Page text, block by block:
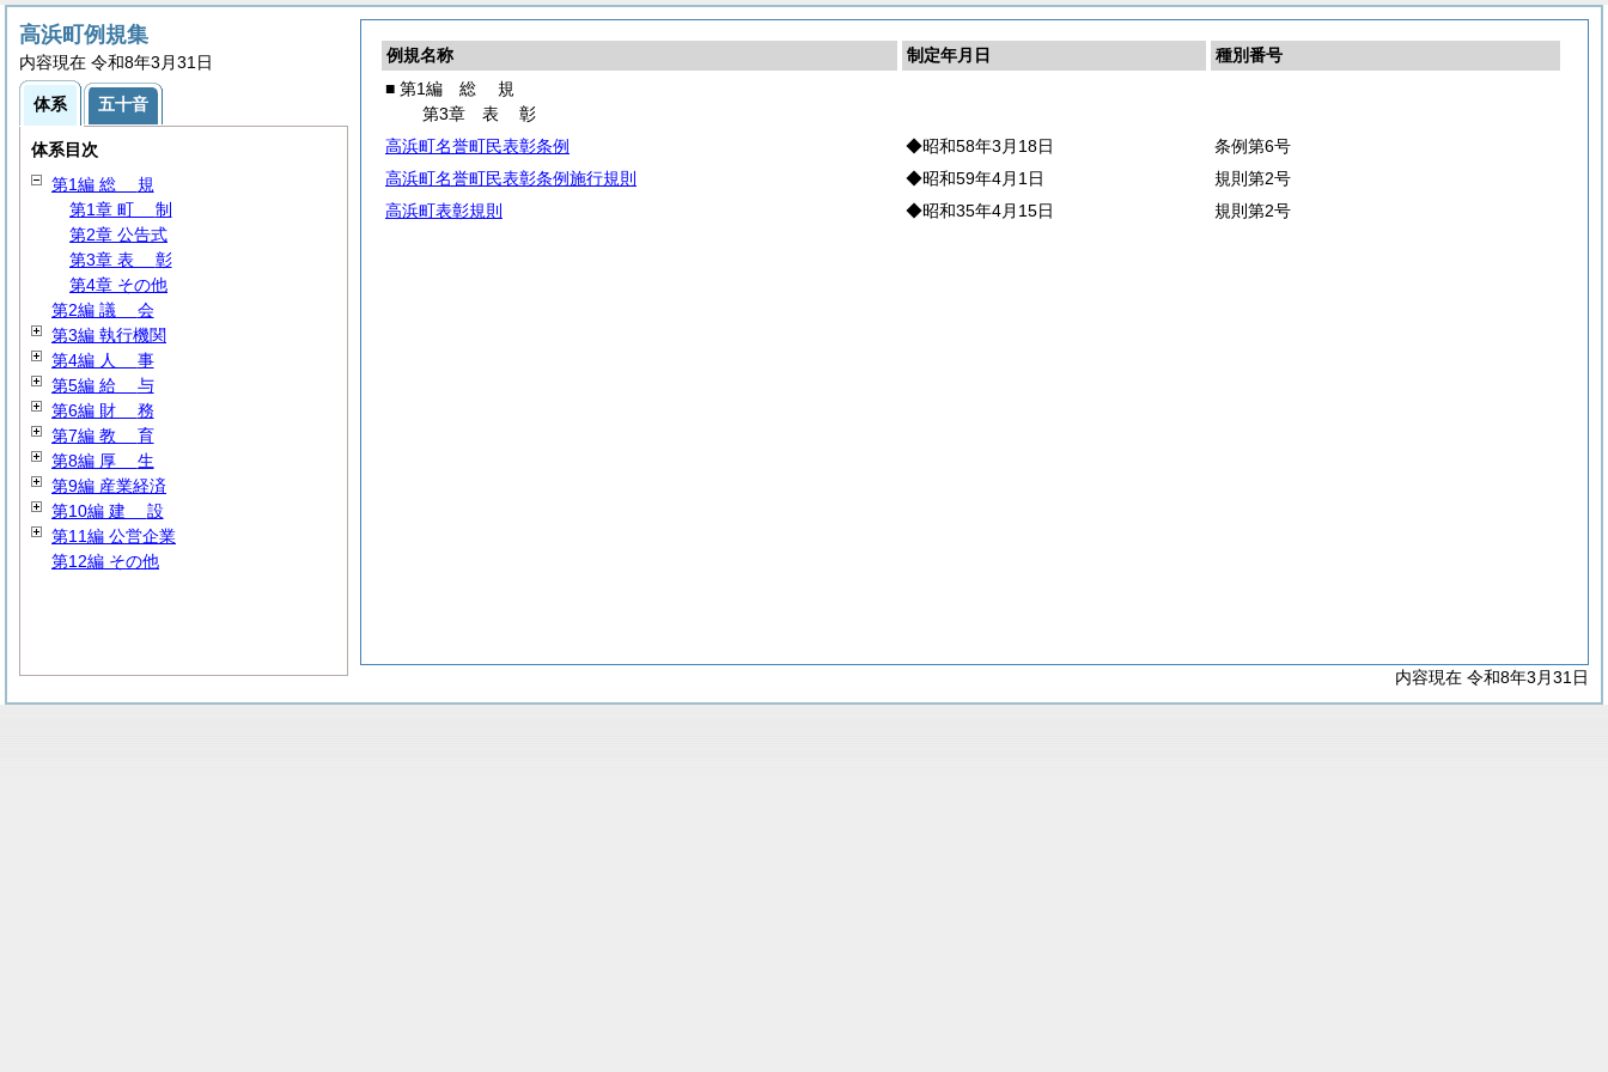
例規名称 制定年月日
種別番号
■ 第1編 総 規
第3章 表彰
高浜町名誉町民表彰条例
◆昭和58年3月18日
条例第6号
高浜町名誉町民表彰条例施行規則
◆昭和59年4月1日
規則第2号
高浜町表彰規則
◆昭和35年4月15日 規則第2号
内容現在 令和8年3月31日
高浜町例規集
内容現在 令和8年3月31日
体系 五十音
体系目次
第1編 総 規
第1章 町 制
第2章 公告式
第3章 表 彰
第4章 その他
第2編 議 会
第3編 執行機関
第4編 人 事
第5編 給 与
第6編 財 務
第7編 教 育
第8編 厚 生
第9編 産業経済
第10編 建 設
第11編 公営企業
第12編 その他